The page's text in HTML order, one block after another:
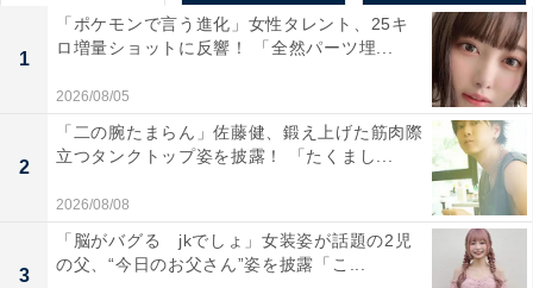
1
「ポケモンで言う進化」女性タレント、25キ
ロ増量ショットに反響！ 「全然パーツ埋...
2026/08/05
2
「二の腕たまらん」佐藤健、鍛え上げた筋肉際
立つタンクトップ姿を披露！ 「たくまし...
2026/08/08
3
「脳がバグる jkでしょ」女装姿が話題の2児
の父、“今日のお父さん”姿を披露「こ...